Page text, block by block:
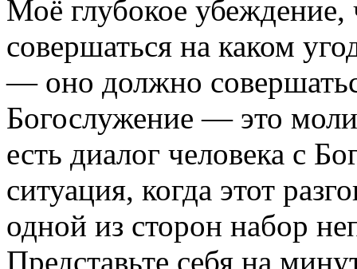
Моё глубокое
совершаться на каком
— оно должно
Богослужение — это
есть диалог человека с
ситуация, когда этот
одной из сторон набор
Представьте себя на